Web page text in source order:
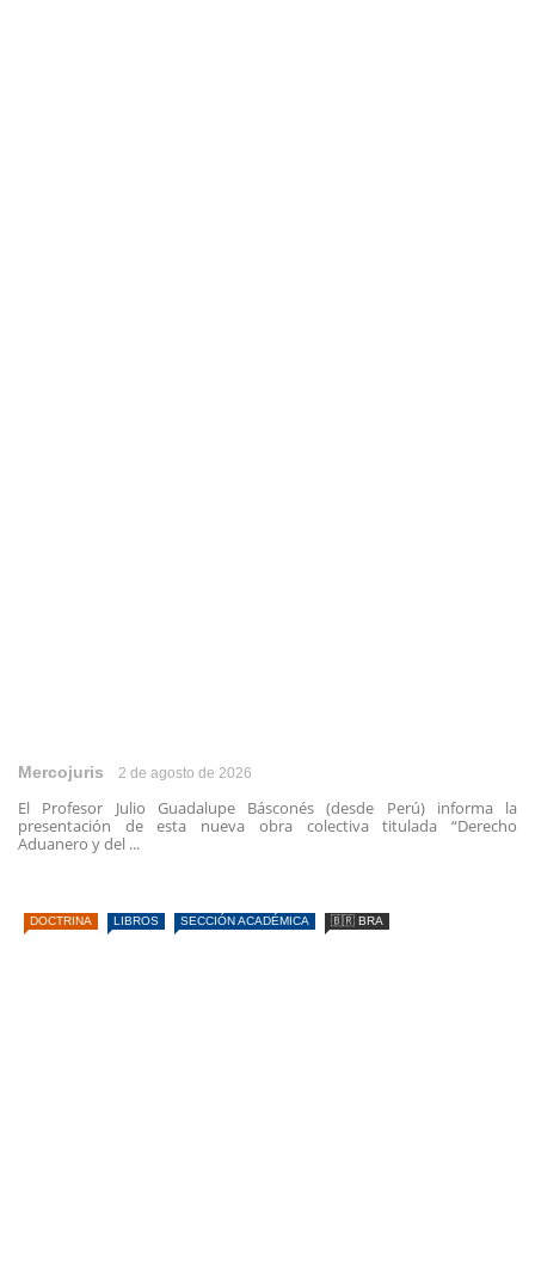
Mercojuris 2 de agosto de 2026
El Profesor Julio Guadalupe Básconés (desde Perú) informa la
presentación de esta nueva obra colectiva titulada “Derecho
Aduanero y del ...
DOCTRINA LIBROS SECCIÓN ACADÉMICA 🇧🇷 BRA